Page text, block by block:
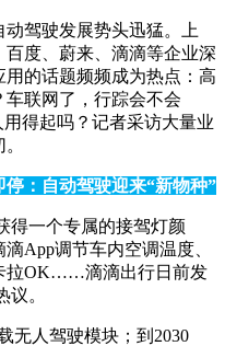
驾驶发展势头迅猛。上
度、蔚来、滴滴等企业深
的话题频频成为热点：高
联网了，行踪会不会
得起吗？记者采访大量业
：自动驾驶迎来“新物种”
得一个专属的接驾灯颜
App调节车内空调温度、
拉OK……滴滴出行日前发
。
无人驾驶模块；到2030